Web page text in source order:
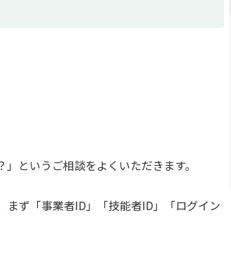
というご相談をよくいただきます。
まず「事業者ID」「技能者ID」「ログイン